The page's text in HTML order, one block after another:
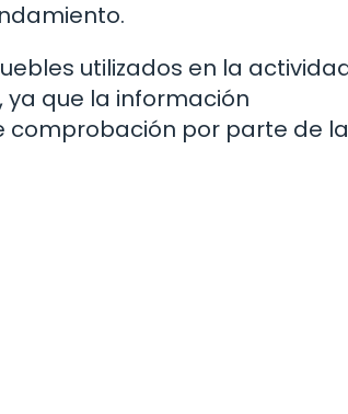
utilizados en la
que la información
comprobación por parte de la